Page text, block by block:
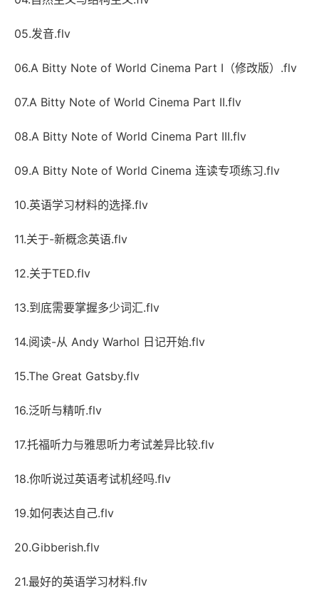
05.发音.flv
06.A Bitty Note of World Cinema Part I（修改版）.flv
07.A Bitty Note of World Cinema Part II.flv
08.A Bitty Note of World Cinema Part III.flv
09.A Bitty Note of World Cinema 连读专项练习.flv
10.英语学习材料的选择.flv
11.关于-新概念英语.flv
12.关于TED.flv
13.到底需要掌握多少词汇.flv
14.阅读-从 Andy Warhol 日记开始.flv
15.The Great Gatsby.flv
16.泛听与精听.flv
17.托福听力与雅思听力考试差异比较.flv
18.你听说过英语考试机经吗.flv
19.如何表达自己.flv
20.Gibberish.flv
21.最好的英语学习材料.flv